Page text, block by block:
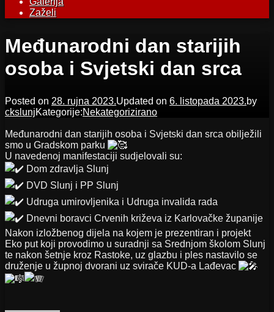
Zaželi
Međunarodni dan starijih
osoba i Svjetski dan srca
Posted on 28. rujna 2023.Updated on 6. listopada 2023.by
ckslunjKategorije:Nekategorizirano
Međunarodni dan starijih osoba i Svjetski dan srca obilježili
smo u Gradskom parku
U navedenoj manifestaciji sudjelovali su:
Dom zdravlja Slunj
DVD Slunj i PP Slunj
Udruga umirovljenika i Udruga invalida rada
Dnevni boravci Crvenih križeva iz Karlovačke županije
Nakon izložbenog dijela na kojem je prezentiran i projekt
Eko put koji provodimo u suradnji sa Srednjom školom Slunj
te nakon šetnje kroz Rastoke, uz glazbu i ples nastavilo se
druženje u župnoj dvorani uz svirače KUD-a Lađevac